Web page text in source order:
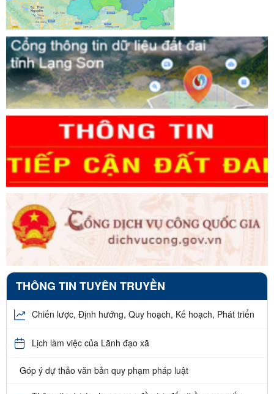
THÔNG TIN TUYÊN TRUYỀN
Chiến lược, Định hướng, Quy hoạch, Kế hoạch, Phát triển
Lịch làm việc của Lãnh đạo xã
Góp ý dự thảo văn bản quy phạm pháp luật